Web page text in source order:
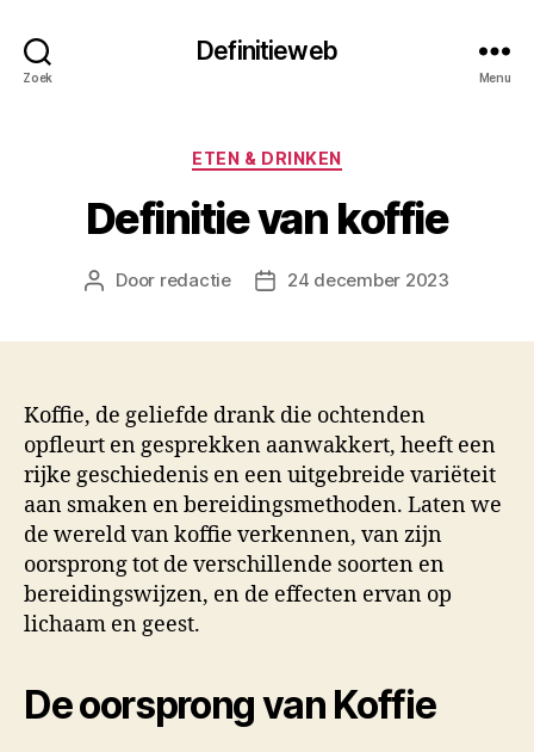
Zoek
Definitieweb
Menu
Categorieën
ETEN & DRINKEN
Definitie van koffie
Berichtauteur
Door redactie Berichtdatum
24 december 2023
Koffie, de geliefde drank die ochtenden
opfleurt en gesprekken aanwakkert, heeft een
rijke geschiedenis en een uitgebreide variëteit
aan smaken en bereidingsmethoden. Laten we
de wereld van koffie verkennen, van zijn
oorsprong tot de verschillende soorten en
bereidingswijzen, en de effecten ervan op
lichaam en geest.
De oorsprong van Koffie